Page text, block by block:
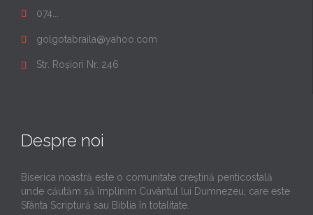
 074...
 golgotabraila@yahoo.com
 Str. Roșiori Nr. 246
Despre noi
Biserica noastră este o comunitate creştină penticostală
unde căutăm să împlinim Cuvântul lui Dumnezeu, care este
Sfânta Scriptură sau Biblia în totalitate.